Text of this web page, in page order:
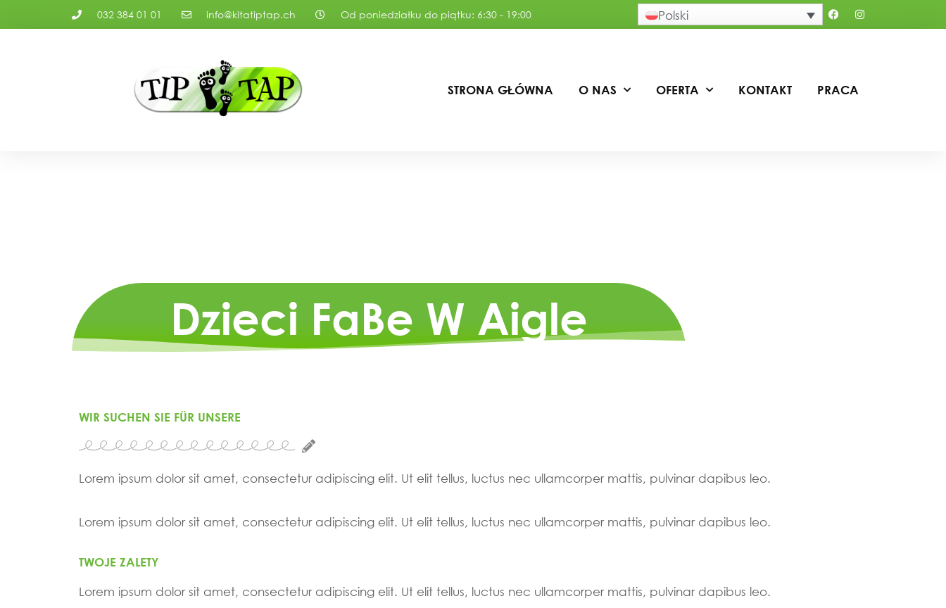
032 384 01 01 info@kitatiptap.ch Od poniedziałku do piątku: 6:30 - 19:00 Polski
STRONA GŁÓWNA O NAS OFERTA KONTAKT PRACA
Dzieci FaBe W Aigle
WIR SUCHEN SIE FÜR UNSERE
Lorem ipsum dolor sit amet, consectetur adipiscing elit. Ut elit tellus, luctus nec ullamcorper mattis, pulvinar dapibus leo.
Lorem ipsum dolor sit amet, consectetur adipiscing elit. Ut elit tellus, luctus nec ullamcorper mattis, pulvinar dapibus leo.
TWOJE ZALETY
Lorem ipsum dolor sit amet, consectetur adipiscing elit. Ut elit tellus, luctus nec ullamcorper mattis, pulvinar dapibus leo.